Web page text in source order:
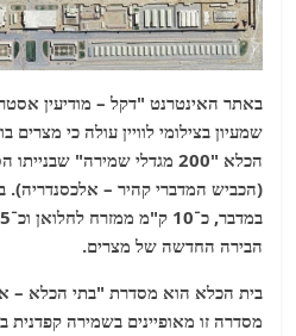
באתר האינטרנט "דקל – מודיעין
שמעיון בצילומי לוויין עולה כי
הכלא "200 מגדלי שמירה"
(הכביש המדברי קהיר –
הבירה החדשה של מצרים.
בית הכלא הוא מסדרת "בתי הכלא –
מסדרה זו מאופיינים בשמירה קפדנית